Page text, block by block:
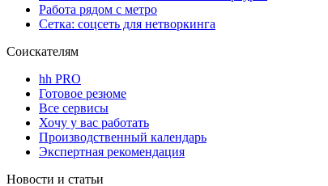
Работа рядом с метро
Сетка: соцсеть для нетворкинга
Соискателям
hh PRO
Готовое резюме
Все сервисы
Хочу у вас работать
Производственный календарь
Экспертная рекомендация
Новости и статьи